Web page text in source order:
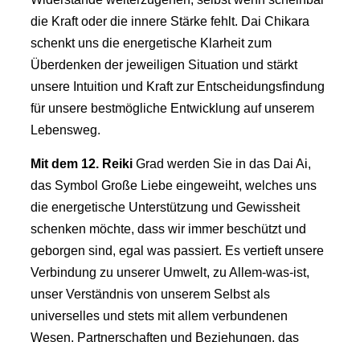
die Kraft oder die innere Stärke fehlt. Dai Chikara
schenkt uns die energetische Klarheit zum
Überdenken der jeweiligen Situation und stärkt
unsere Intuition und Kraft zur Entscheidungsfindung
für unsere bestmögliche Entwicklung auf unserem
Lebensweg.
Mit dem 12. Reiki Grad werden Sie in das Dai Ai,
das Symbol Große Liebe eingeweiht, welches uns
die energetische Unterstützung und Gewissheit
schenken möchte, dass wir immer beschützt und
geborgen sind, egal was passiert. Es vertieft unsere
Verbindung zu unserer Umwelt, zu Allem-was-ist,
unser Verständnis von unserem Selbst als
universelles und stets mit allem verbundenen
Wesen. Partnerschaften und Beziehungen, das